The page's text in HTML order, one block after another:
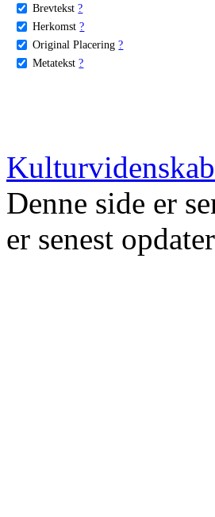
Brevtekst ?
Herkomst ?
Original Placering ?
Metatekst ?
Denne side er
er senest